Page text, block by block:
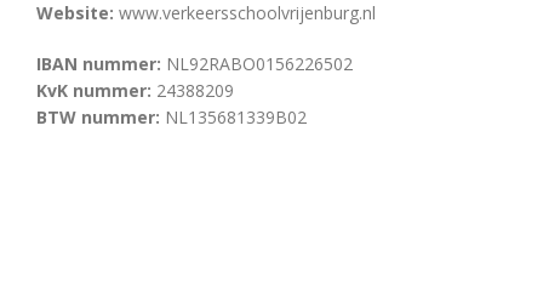
Website: www.verkeersschoolvrijenburg.nl
IBAN nummer: NL92RABO0156226502
KvK nummer: 24388209
BTW nummer: NL135681339B02